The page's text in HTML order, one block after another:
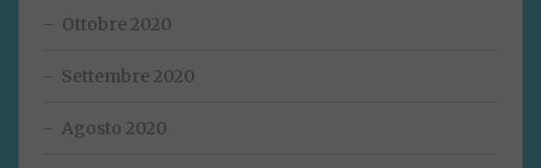
Ottobre 2020
Settembre 2020
Agosto 2020